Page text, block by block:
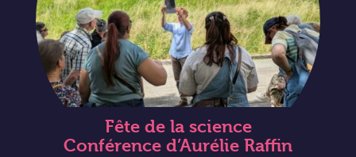
Fête de la science
Conférence d’Aurélie Raffin